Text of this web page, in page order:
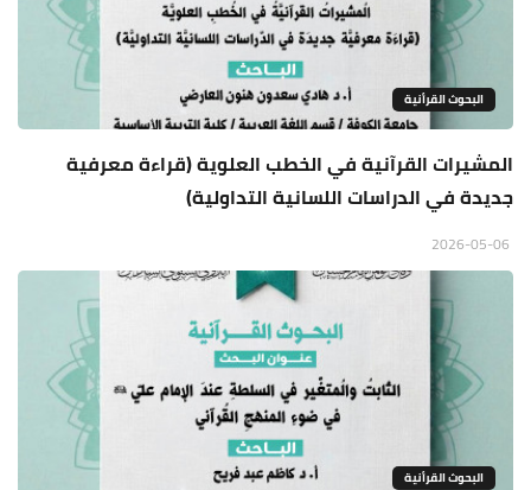
البحوث القرأنية
المشيرات القرآنية في الخطب العلوية (قراءة معرفية
جديدة في الدراسات اللسانية التداولية)
البحوث القرأنية